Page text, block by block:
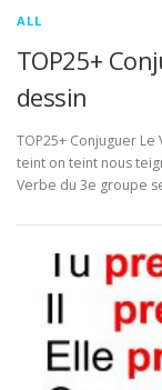
ALL
TOP25+
dessin
TOP25+ Conjuguer
teint on teint nous
Verbe du 3e groupe